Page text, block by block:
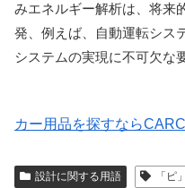
みエネルギー解析は、将来
発、例えば、自動運転シス
システムの実現に不可欠な
カー用品を探すなら
設計に関する用語 「ピ」